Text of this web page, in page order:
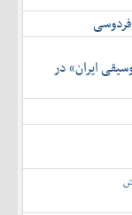
ایران» در